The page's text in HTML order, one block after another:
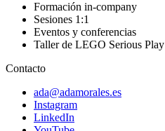
Formación in-company
Sesiones 1:1
Eventos y conferencias
Taller de LEGO Serious Play
Contacto
ada@adamorales.es
Instagram
LinkedIn